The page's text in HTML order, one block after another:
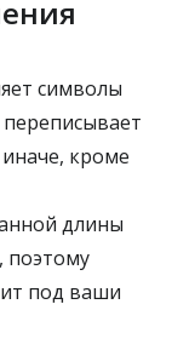
символы
кроме
длины
поэтому
под ваши